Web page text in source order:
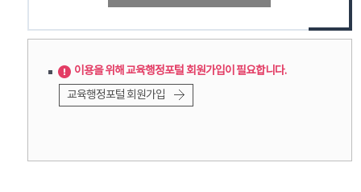
이용을 위해 교육행정포털 회원가입이 필요합니다.
교육행정포털 회원가입